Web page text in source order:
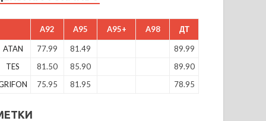
A92 A95 A95+ A98 ДТ
ATAN 77.99 81.49
89.99
TES
81.50 85.90
89.90
75.95 81.95 78.95